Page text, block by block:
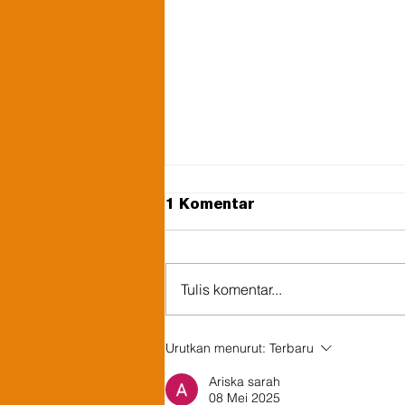
Dukung Penataan
Pasokan Energi Bali
1 Komentar
Tulis komentar...
Urutkan menurut: Terbaru
Ariska sarah
08 Mei 2025